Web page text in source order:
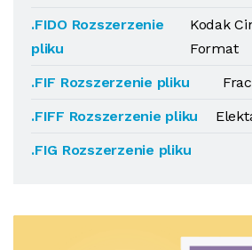
.FIDO Rozszerzenie
pliku
Kodak
Format
.FIF Rozszerzenie pliku
.FIFF Rozszerzenie pliku
.FIG Rozszerzenie pliku